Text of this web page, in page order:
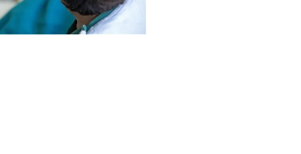
vasıtasıyla belirleyebilirsiniz. Çerezlere ilişkin detaylı bilgi için Ayarlar
ziyaret edebilirsiniz.